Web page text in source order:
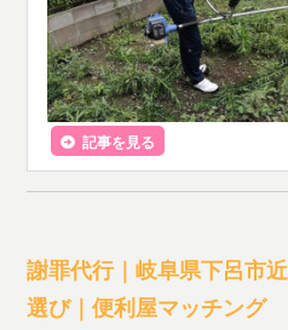
記事を見る
謝罪代行｜岐阜県下呂市
選び｜便利屋マッチング